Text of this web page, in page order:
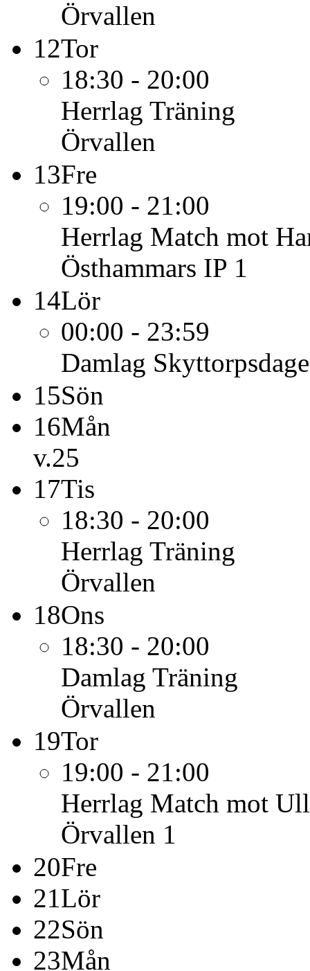
Örvallen
12Tor
18:30 - 20:00
Herrlag Träning
Örvallen
13Fre
19:00 - 21:00
Herrlag Match mot
Östhammars IP 1
14Lör
00:00 - 23:59
Damlag
15Sön
16Mån
v.25
17Tis
18:30 - 20:00
Herrlag Träning
Örvallen
18Ons
18:30 - 20:00
Damlag Träning
Örvallen
19Tor
19:00 - 21:00
Herrlag Match mot
Örvallen 1
20Fre
21Lör
22Sön
23Mån